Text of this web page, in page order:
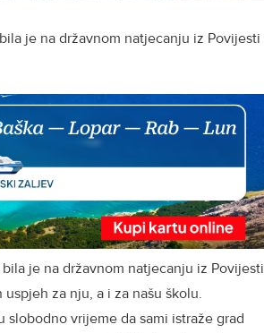
je na državnom natjecanju iz Povijesti
bila je na državnom natjecanju iz Povijesti
za nju, a i za našu školu.
vrijeme da sami istraže grad